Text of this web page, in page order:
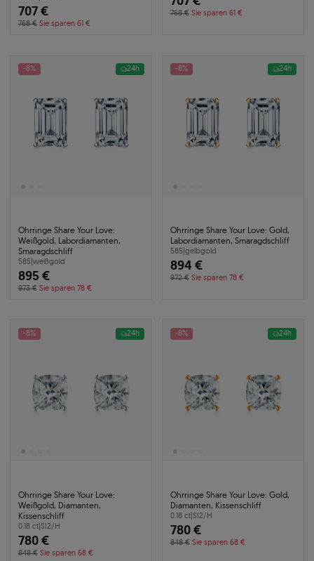
707 €
768 € Sie sparen 61 €
768 € Sie sparen 61 €
-8% 24h
Ohrringe Share Your Love:
Weißgold, Labordiamanten,
Smaragdschliff
585|weißgold
895 €
973 € Sie sparen 78 €
-8% 24h
Ohrringe Share Your Love: Gold,
Labordiamanten, Smaragdschliff
585|gelbgold
894 €
972 € Sie sparen 78 €
-8% 24h
Ohrringe Share Your Love:
Weißgold, Diamanten,
Kissenschliff
0.18 ct|SI2/H
780 €
848 € Sie sparen 68 €
-8% 24h
Ohrringe Share Your Love: Gold,
Diamanten, Kissenschliff
0.18 ct|SI2/H
780 €
848 € Sie sparen 68 €